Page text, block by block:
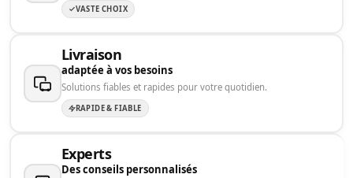
VASTE CHOIX
Livraison
adaptée à vos besoins
Solutions fiables et rapides pour votre quotidien.
RAPIDE & FIABLE
Experts
Des conseils personnalisés